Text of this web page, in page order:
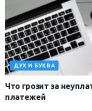
ДУХ И БУКВА
Что грозит за
платежей